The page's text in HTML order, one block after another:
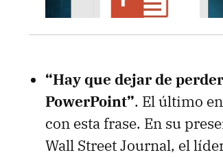
“Hay que dejar de
PowerPoint”. El último
con esta frase. En su
Wall Street Journal, el